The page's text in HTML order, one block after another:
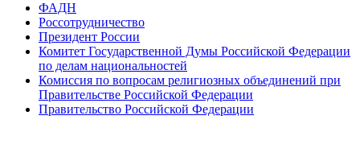
ФАДН
Россотрудничество
Президент России
Комитет Государственной Думы Российской Федерации
по делам национальностей
Комиссия по вопросам религиозных объединений при
Правительстве Российской Федерации
Правительство Российской Федерации